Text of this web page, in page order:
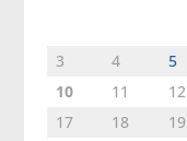
3
4 5
10
11 12
17
18 19